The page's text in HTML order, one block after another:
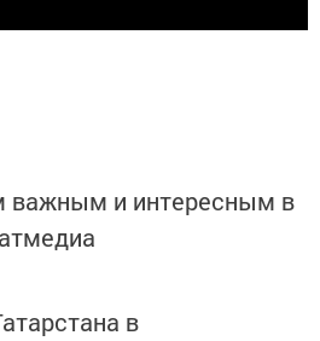
важным и интересным в
в